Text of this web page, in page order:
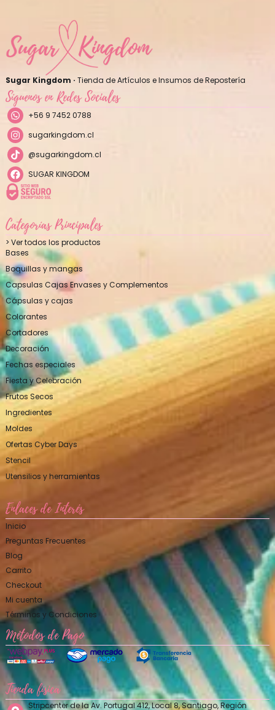
Sugar Kingdom · Tienda de Artículos e Insumos de Repostería
Síguenos en Redes Sociales
+56 9 7452 0788
sugarkingdom.cl
@sugarkingdom.cl
SUGAR KINGDOM
Categorías Principales
> Ver todos los productos
Bases
Boquillas y mangas
Capsulas Cajas Envases y Complementos
Cápsulas y cajas
Colorantes
Cortadores
Decoración
Fechas especiales
Fiesta y Celebración
Frutos Secos
Ingredientes
Moldes
Ofertas Cyber Days
Stencil
Utensilios y herramientas
Enlaces de Interés
Inicio
Preguntas Frecuentes
Blog
Carrito
Checkout
Mi cuenta
Términos y Condiciones
Métodos de Pago
Tienda física
Stripcenter de la Av. Portugal 412, Local 8, Santiago, Región